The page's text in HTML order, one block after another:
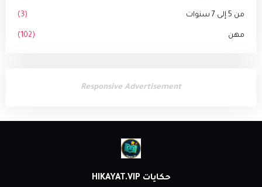
من 5 إلى 7 سنوات (3)
مهن (102)
Responsive Advertisement
حكايات HIKAYAT.VIP